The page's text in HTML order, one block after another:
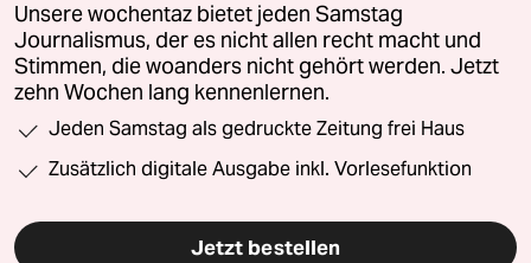
Unsere wochentaz bietet jeden Samstag
Journalismus, der es nicht allen recht macht und
Stimmen, die woanders nicht gehört werden. Jetzt
zehn Wochen lang kennenlernen.
Jeden Samstag als gedruckte Zeitung frei Haus
Zusätzlich digitale Ausgabe inkl. Vorlesefunktion
Jetzt bestellen